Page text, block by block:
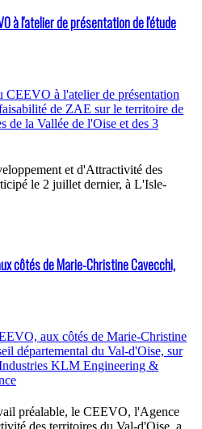
à l'atelier de présentation de l'étude
et d'Attractivité des
le 2 juillet dernier, à L'Isle-
côtés de Marie-Christine Cavecchi,
préalable, le CEEVO, l'Agence